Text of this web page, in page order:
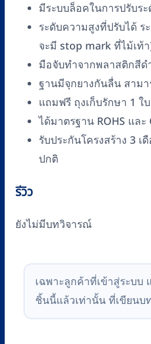
มีระบบล็อคในการปรับร
ระดับความสูงที่ปรับได้ ร
จะมี stop mark ที่ไม้เท้
มือจับทำจากพลาสติกสี
ฐานมีจุกยางกันลื่น สามา
แถมฟรี ถุงเก็บรักษา 1 ใบ
ได้มาตรฐาน ROHS และ
รับประกันโครงสร้าง 3 เ
ปกติ
รีวิว
ยังไม่มีบทวิจารณ์
เฉพาะลูกค้าที่เข้าสู่ระบบ
ชิ้นนี้แล้วเท่านั้น ที่เขียนบ